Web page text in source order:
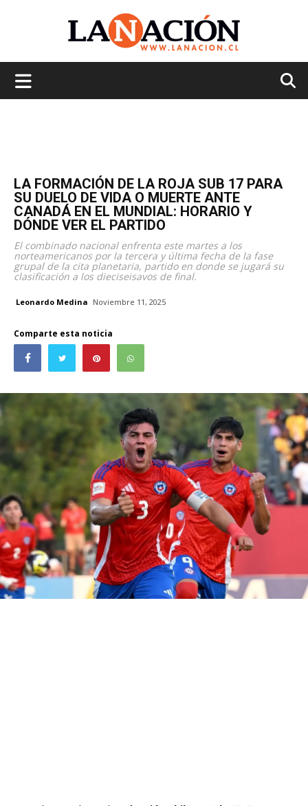
LA FORMACIÓN DE LA ROJA SUB 17 PARA
SU DUELO DE VIDA O MUERTE ANTE
CANADÁ EN EL MUNDIAL: HORARIO Y
DÓNDE VER EL PARTIDO
El combinado nacional enfrenta este martes a los
norteamericanos por la tercera y última fecha de la fase
grupal de la cita planetaria, partido en donde se jugará su
clasificación a los dieciseisavos de final.
Leonardo Medina Noviembre 11, 2025
Comparte esta noticia